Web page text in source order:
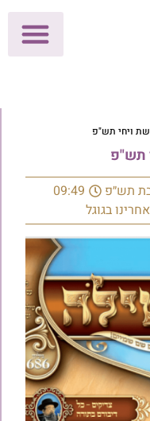
ויחי תש"פ
תש"פ
תש״פ
09:49
בגוגל